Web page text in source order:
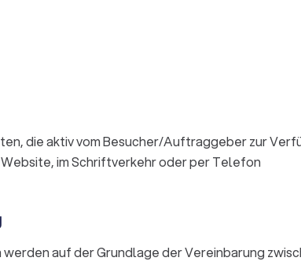
die aktiv vom Besucher/Auftraggeber zur
im Schriftverkehr oder per Telefon
auf der Grundlage der Vereinbarung